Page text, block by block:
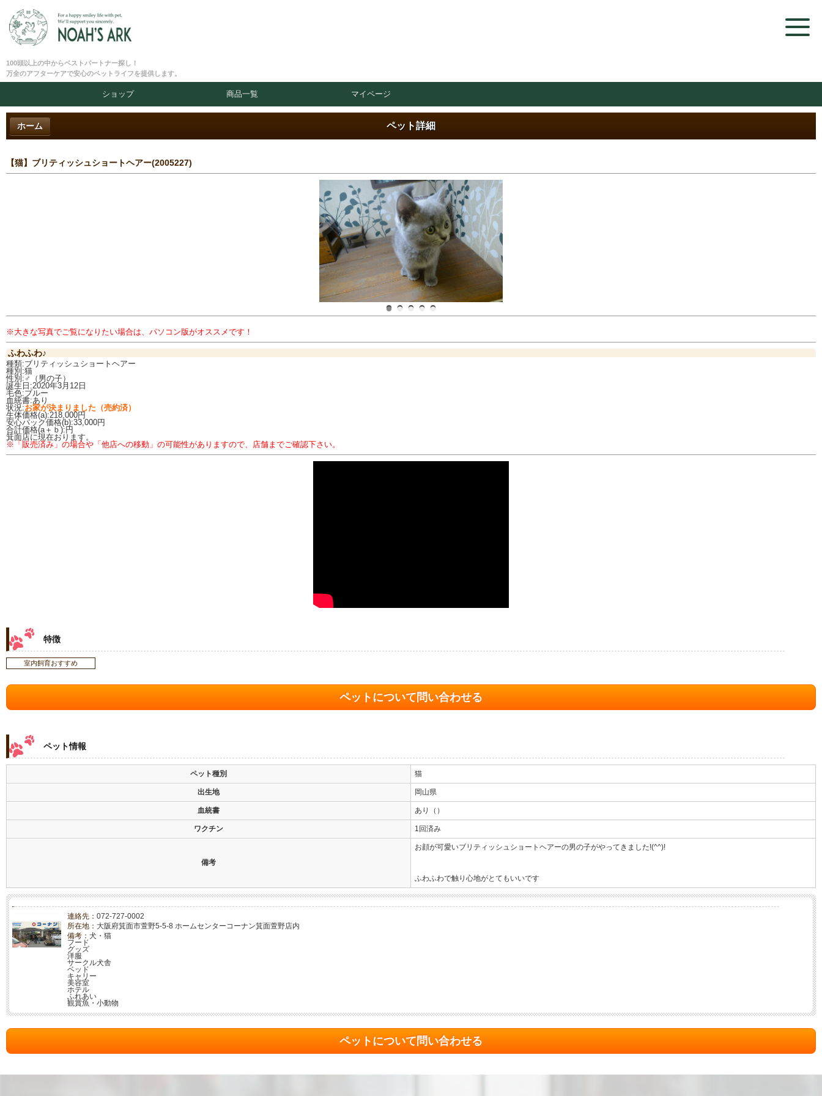
100頭以上の中からベストパートナー探し！
万全のアフターケアで安心のペットライフを提供します。
ショップ 商品一覧 マイページ
ペット詳細
ホーム
【猫】ブリティッシュショートヘアー(2005227)
※大きな写真でご覧になりたい場合は、パソコン版がオススメです！
ふわふわ♪
種類:ブリティッシュショートヘアー
種別:猫
性別:♂（男の子）
誕生日:2020年3月12日
毛色:ブルー
血統書:あり
状況:お家が決まりました（売約済）
生体価格(a):218,000円
安心パック価格(b):33,000円
合計価格(a＋ｂ):円
箕面店に現在おります。
※「販売済み」の場合や「他店への移動」の可能性がありますので、店舗までご確認下さい。
特徴
室内飼育おすすめ
ペットについて問い合わせる
ペット情報
ペット種別 猫
出生地 岡山県
血統書 あり（）
ワクチン 1回済み
備考
お顔が可愛いブリティッシュショートヘアーの男の子がやってきました!(^^)!
ふわふわで触り心地がとてもいいです
連絡先： 072-727-0002
所在地： 大阪府箕面市萱野5-5-8 ホームセンターコーナン箕面萱野店内
備考： 犬・猫
フード
グッズ
洋服
サークル犬舎
ベッド
キャリー
美容室
ホテル
ふれあい
観賞魚・小動物
ペットについて問い合わせる